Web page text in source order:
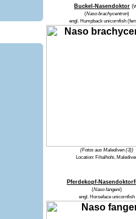
Buckel-Nasendoktor
(Naso brachycentron)
engl. Humpback unicornfish
(Fotos aus Malediven (3))
Location: Fihalhohi,
Pferdekopf-
(Naso fangeni)
engl. Horseface unicornfish